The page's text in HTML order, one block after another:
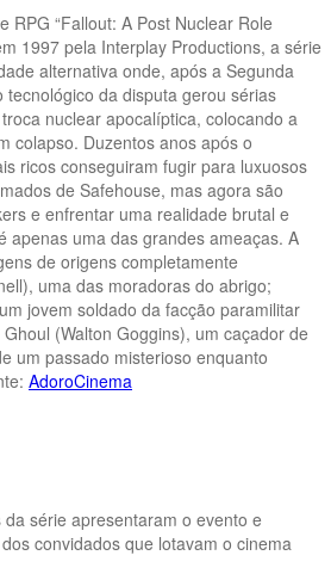
RPG “Fallout: A Post Nuclear Role
1997 pela Interplay Productions, a série
alternativa onde, após a Segunda
da disputa gerou sérias
nuclear apocalíptica, colocando a
colapso. Duzentos anos após o
ricos conseguiram fugir para luxuosos
de Safehouse, mas agora são
e enfrentar uma realidade brutal e
apenas uma das grandes ameaças. A
de origens completamente
uma das moradoras do abrigo;
jovem soldado da facção paramilitar
(Walton Goggins), um caçador de
um passado misterioso enquanto
AdoroCinema
série apresentaram o evento e
convidados que lotavam o cinema